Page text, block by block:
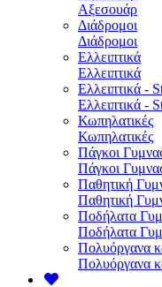
Αξεσουάρ
Διάδρομοι
Διάδρομοι
Ελλειπτικά
Ελλειπτικά
Ελλειπτικά -
Ελλειπτικά -
Κωπηλατικές
Κωπηλατικές
Πάγκοι
Πάγκοι
Παθητική
Παθητική
Ποδήλατα
Ποδήλατα
Πολυόργανα
Πολυόργανα